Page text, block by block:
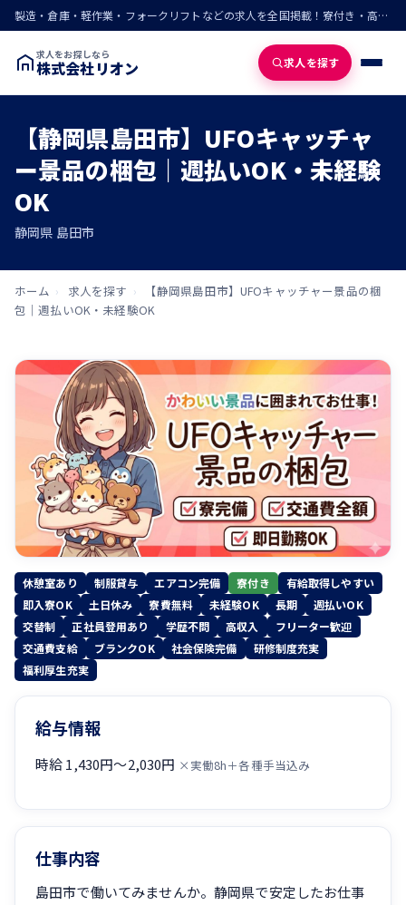
製造・倉庫・軽作業・フォークリフトなどの求人を全国掲載！寮付き・高収入・即入寮の仕事が見つかる
求人をお探しなら
株式会社リオン 求人を探す
【静岡県島田市】UFOキャッチャ
ー景品の梱包｜週払いOK・未経験
OK
静岡県 島田市
ホーム › 求人を探す ›
【静岡県島田市】UFOキャッチャー景品の梱
包｜週払いOK・未経験OK
休憩室あり 制服貸与 エアコン完備 寮付き
有給取得しやすい
即入寮OK
土日休み 寮費無料 未経験OK 長期
週払いOK
交替制
正社員登用あり 学歴不問 高収入
フリーター歓迎
交通費支給
ブランクOK 社会保険完備
研修制度充実
福利厚生充実
給与情報
時給 1,430円〜2,030円 ×実働8h＋各種手当込み
仕事内容
島田市で働いてみませんか。静岡県で安定したお仕事